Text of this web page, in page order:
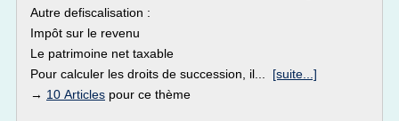
Autre defiscalisation :
Impôt sur le revenu
Le patrimoine net taxable
Pour calculer les droits de succession, il... [suite...]
→ 10 Articles pour ce thème